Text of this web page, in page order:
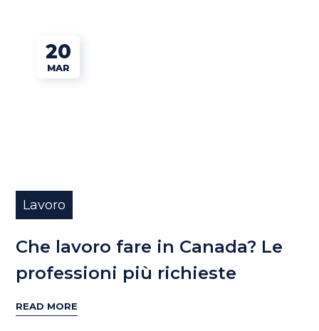
20
MAR
Lavoro
Che lavoro fare in Canada? Le
professioni più richieste
READ MORE